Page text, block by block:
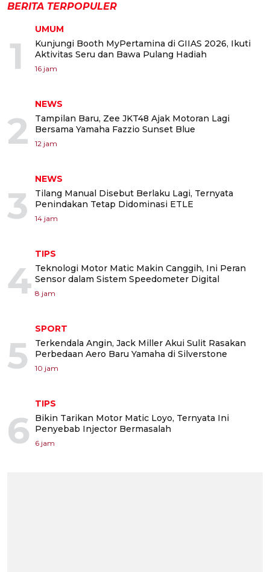
BERITA TERPOPULER
1
UMUM
Kunjungi Booth MyPertamina di GIIAS 2026, Ikuti
Aktivitas Seru dan Bawa Pulang Hadiah
16 jam
2
NEWS
Tampilan Baru, Zee JKT48 Ajak Motoran Lagi
Bersama Yamaha Fazzio Sunset Blue
12 jam
3
NEWS
Tilang Manual Disebut Berlaku Lagi, Ternyata
Penindakan Tetap Didominasi ETLE
14 jam
4
TIPS
Teknologi Motor Matic Makin Canggih, Ini Peran
Sensor dalam Sistem Speedometer Digital
8 jam
5
SPORT
Terkendala Angin, Jack Miller Akui Sulit Rasakan
Perbedaan Aero Baru Yamaha di Silverstone
10 jam
6
TIPS
Bikin Tarikan Motor Matic Loyo, Ternyata Ini
Penyebab Injector Bermasalah
6 jam